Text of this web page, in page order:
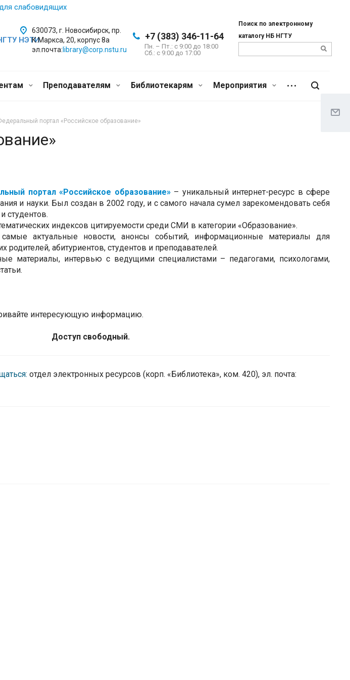
слабовидящих
НЭТИ
+7 (383) 346-11-64
Пн. – Пт.: с 9:00 до 18:00
Сб.: c 9:00 до 17:00
Поиск по электронному
каталогу НБ НГТУ
630073, г. Новосибирск, пр.
К.Маркса, 20, корпус 8а
эл.почта: library@corp.nstu.ru
Преподавателям Библиотекарям Мероприятия
портал «Российское образование»
портал «Российское образование» – уникальный интернет-ресурс в сфере
и науки. Был создан в 2002 году, и с самого начала сумел зарекомендовать себя
студентов.
индексов цитируемости среди СМИ в категории «Образование».
актуальные новости, анонсы событий, информационные материалы для
родителей, абитуриентов, студентов и преподавателей.
материалы, интервью с ведущими специалистами – педагогами, психологами,
интересующую информацию.
Доступ свободный.
отдел электронных ресурсов (корп. «Библиотека», ком. 420), эл. почта: